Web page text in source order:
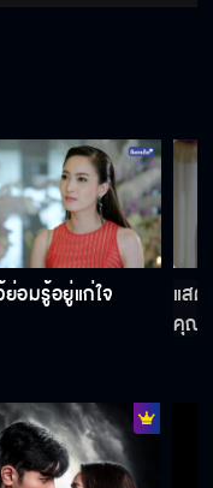
มื่อผมเลว
ชั่ว
ย่อมรู้อยู่แก่ใจ
แส
คุณ